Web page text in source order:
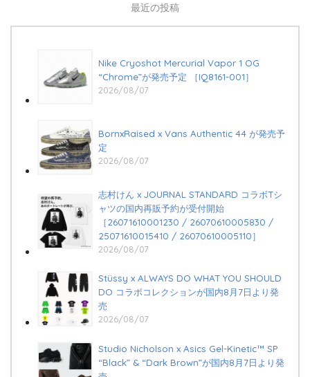
最近の投稿
Nike Cryoshot Mercurial Vapor 1 OG
“Chrome”が発売予定 ［IQ8161-001］
2026/08/07
BornxRaised x Vans Authentic 44 が発売予
定
2026/08/07
志村けん x JOURNAL STANDARD コラボTシ
ャツの国内再販予約が受付開始
［26071610001230 / 26070610005830 /
25071610015410 / 26070610005110］
2026/08/07
Stüssy x ALWAYS DO WHAT YOU SHOULD
DO コラボコレクションが国内8月7日より発
売
2026/08/07
Studio Nicholson x Asics Gel-Kinetic™ SP
“Black” & “Dark Brown”が国内8月7日より発